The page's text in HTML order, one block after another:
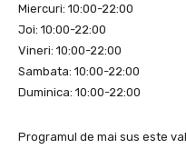
Miercuri: 10:00-22:00
Joi: 10:00-22:00
Vineri: 10:00-22:00
Sambata: 10:00-22:00
Duminica: 10:00-22:00
Programul de mai sus este